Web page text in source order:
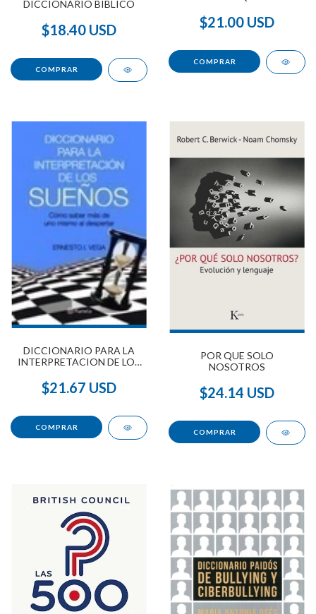
DICCIONARIO BIBLICO
$18.40 USD $21.00 USD
DICCIONARIO PARA LA
INTERPRETACION DE LOS
$21.67 USD
POR QUE SOLO
NOSOTROS
$24.14 USD